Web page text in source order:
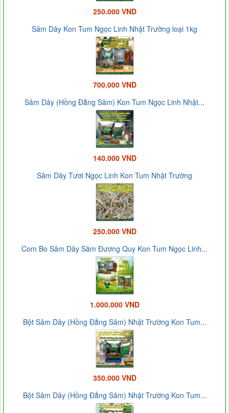
250.000 VND
Sâm Dây Kon Tum Ngọc Linh Nhật Trường loại 1kg
700.000 VND
Sâm Dây (Hồng Đẳng Sâm) Kon Tum Ngọc Linh Nhật...
140.000 VND
Sâm Dây Tươi Ngọc Linh Kon Tum Nhật Trường
250.000 VND
Com Bo Sâm Dây Sâm Đương Quy Kon Tum Ngọc Linh...
1.000.000 VND
Bột Sâm Dây (Hồng Đẳng Sâm) Nhật Trường Kon Tum...
350.000 VND
Bột Sâm Dây (Hồng Đẳng Sâm) Nhật Trường Kon Tum...